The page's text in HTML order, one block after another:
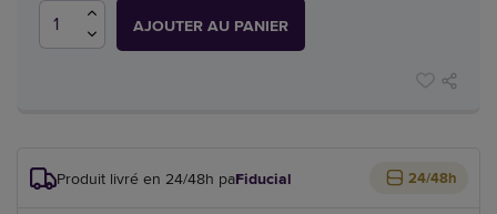
AJOUTER AU PANIER
Produit livré en 24/48h parFiducial 24/48h